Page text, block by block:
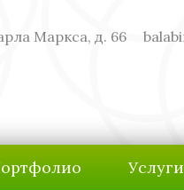
Маркса, д. 66
Услуги